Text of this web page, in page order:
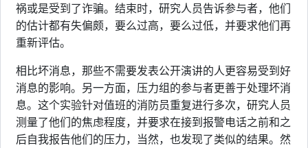
祸或是受到了诈骗。结束时，研究人员告诉参与者，他们
的估计都有失偏颇，要么过高，要么过低，并要求他们再
重新评估。
相比坏消息，那些不需要发表公开演讲的人更容易受到好
消息的影响。另一方面，压力组的参与者更善于处理坏消
息。这个实验针对值班的消防员重复进行多次，研究人员
测量了他们的焦虑程度，并要求在接到报警电话之前和之
后自我报告他们的压力，当然，也发现了类似的结果。然